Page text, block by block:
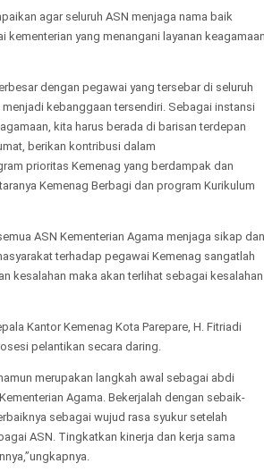
agar seluruh ASN menjaga nama baik
kementerian yang menangani layanan
dengan pegawai yang tersebar di seluruh
menjadi kebanggaan tersendiri. Sebagai instansi
kita harus berada di barisan terdepan
berikan kontribusi dalam
prioritas Kemenag yang berdampak dan
Kemenag Berbagi dan program Kurikulum
ASN Kementerian Agama menjaga sikap dan
terhadap pegawai Kemenag sangatlah
kesalahan maka akan terlihat sebagai kesalahan
Kantor Kemenag Kota Parepare, H. Fitriadi
pelantikan secara daring.
merupakan langkah awal sebagai abdi
Agama. Bekerjalah dengan sebaik-
sebagai wujud rasa syukur setelah
ASN. Tingkatkan kinerja dan kerja sama